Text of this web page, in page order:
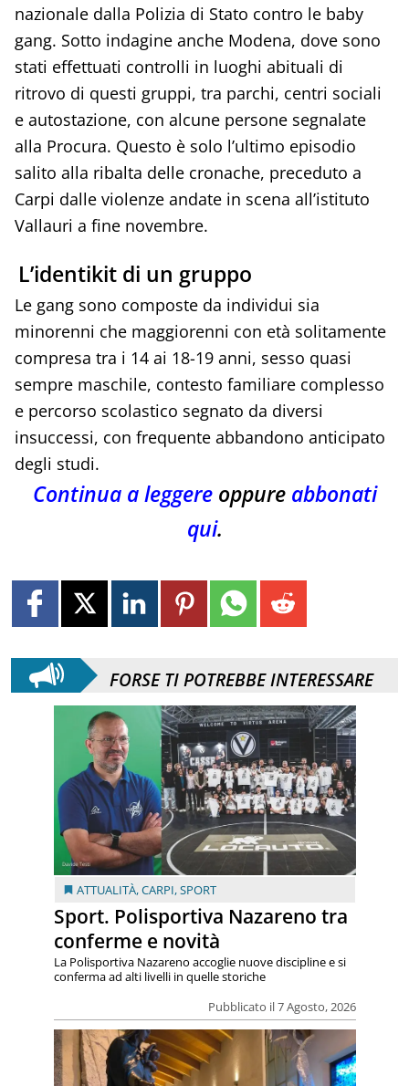
nazionale dalla Polizia di Stato contro le baby
gang. Sotto indagine anche Modena, dove sono
stati effettuati controlli in luoghi abituali di
ritrovo di questi gruppi, tra parchi, centri sociali
e autostazione, con alcune persone segnalate
alla Procura. Questo è solo l’ultimo episodio
salito alla ribalta delle cronache, preceduto a
Carpi dalle violenze andate in scena all’istituto
Vallauri a fine novembre.
L’identikit di un gruppo
Le gang sono composte da individui sia
minorenni che maggiorenni con età solitamente
compresa tra i 14 ai 18-19 anni, sesso quasi
sempre maschile, contesto familiare complesso
e percorso scolastico segnato da diversi
insuccessi, con frequente abbandono anticipato
degli studi.
Continua a leggereoppure abbonati
qui.
FORSE TI POTREBBE INTERESSARE
ATTUALITÀ,CARPI,SPORT
Sport. Polisportiva Nazareno tra
conferme e novità
Pubblicato il 7 Agosto, 2026
La Polisportiva Nazareno accoglie nuove discipline e si
conferma ad alti livelli in quelle storiche